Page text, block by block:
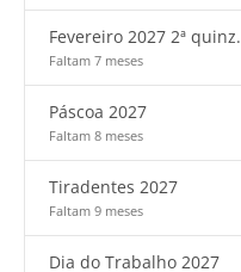
Fevereiro 2027 2ª quinz.
Faltam 7 meses
Páscoa 2027
Faltam 8 meses
Tiradentes 2027
Faltam 9 meses
Dia do Trabalho 2027